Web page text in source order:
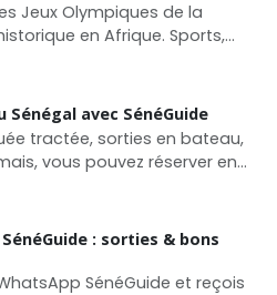
Jeux Olympiques de la
en Afrique. Sports,
et bons plans : le guide
avec SénéGuide
tractée, sorties en bateau,
vous pouvez réserver en
sur SénéGuide.
: sorties & bons
SénéGuide et reçois